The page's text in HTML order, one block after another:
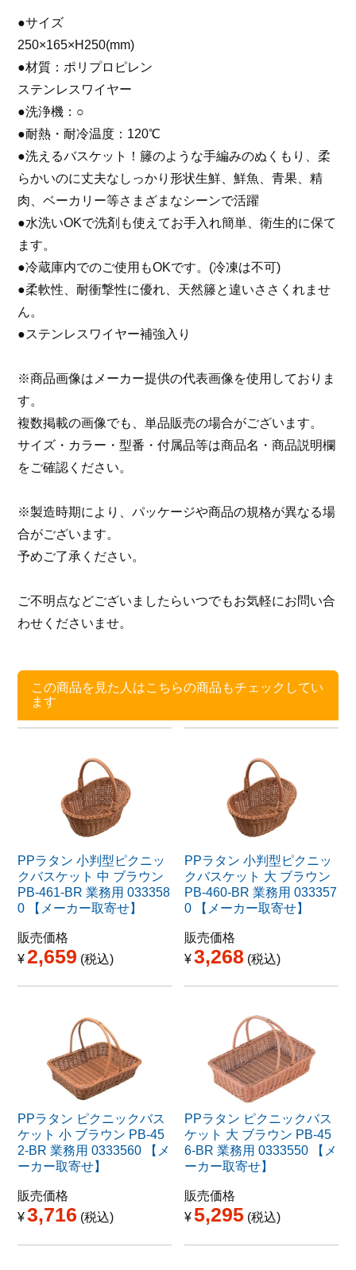
●サイズ
250×165×H250(mm)
●材質：ポリプロピレン
ステンレスワイヤー
●洗浄機：○
●耐熱・耐冷温度：120℃
●洗えるバスケット！籐のような手編みのぬくもり、柔
らかいのに丈夫なしっかり形状生鮮、鮮魚、青果、精
肉、ベーカリー等さまざまなシーンで活躍
●水洗いOKで洗剤も使えてお手入れ簡単、衛生的に保て
ます。
●冷蔵庫内でのご使用もOKです。(冷凍は不可)
●柔軟性、耐衝撃性に優れ、天然籐と違いささくれませ
ん。
●ステンレスワイヤー補強入り
※商品画像はメーカー提供の代表画像を使用しておりま
す。
複数掲載の画像でも、単品販売の場合がございます。
サイズ・カラー・型番・付属品等は商品名・商品説明欄
をご確認ください。
※製造時期により、パッケージや商品の規格が異なる場
合がございます。
予めご了承ください。
ご不明点などございましたらいつでもお気軽にお問い合
わせくださいませ。
この商品を見た人はこちらの商品もチェックしてい
ます
PPラタン 小判型ピクニッ
クバスケット 中 ブラウン
PB-461-BR 業務用 033358
0 【メーカー取寄せ】
販売価格
¥2,659 税込
PPラタン 小判型ピクニッ
クバスケット 大 ブラウン
PB-460-BR 業務用 033357
0 【メーカー取寄せ】
販売価格
¥3,268 税込
PPラタン ピクニックバス
ケット 小 ブラウン PB-45
2-BR 業務用 0333560 【メ
ーカー取寄せ】
販売価格
¥3,716 税込
PPラタン ピクニックバス
ケット 大 ブラウン PB-45
6-BR 業務用 0333550 【メ
ーカー取寄せ】
販売価格
¥5,295 税込